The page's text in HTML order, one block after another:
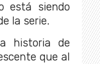
está siendo
la serie.
historia de
que al